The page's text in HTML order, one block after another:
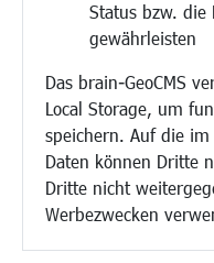
Status bzw. die
gewährleisten
Das brain-GeoCMS
Local Storage, um
speichern. Auf die im
Daten können Dritte
Dritte nicht
Werbezwecken
Bauen/Umwelt/
Bebauungsplanung
Umwelt/Klima/Abfall
Verkehr/Mobilität
Glasfaserausbau
Aktuelle Baustellen
Paddelteich